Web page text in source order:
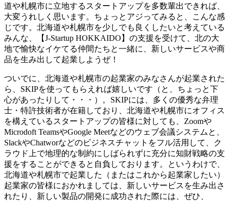
道や札幌市に立地するスタートアップを多数輩出できれば、
大変うれしく思います。ちょっとアジってみると、こんな感
じです。北海道や札幌市を少しでも良くしたいと考えている
みんな、【J-Startup HOKKAIDO】の支援を受けて、北の大
地で愉快なイケてる仲間たちと一緒に、新しいサービスや商
品を生み出して起業しようぜ！
ついでに、北海道や札幌市の起業家のみなさんが起業された
ら、SKIPを使ってもらえれば嬉しいです（と、ちょっと下
心があったりして・・・）。SKIPには、多くの優秀な弁理
士・特許技術者が在籍しており、北海道や札幌市にオフィス
を構えているスタートアップの皆様に対しても、Zoomや
Microdoft TeamsやGoogle Meetなどのウェブ会議システムと、
SlackやChatworなどのビジネスチャットをフル活用して、ク
ラウド上で地理的な制約にしばられずに充分に知財戦略の支
援をすることができると自負しております。というわけで、
北海道や札幌市で起業した（またはこれから起業家したい）
起業家の皆様におかれましては、新しいサービスを生み出さ
れたり、新しい製品の開発に成功された際には、ぜひ、